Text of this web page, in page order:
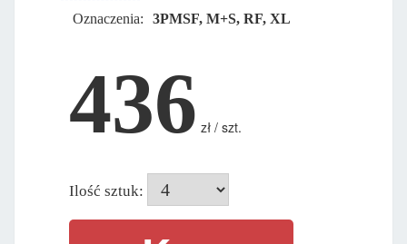
Oznaczenia:
3PMSF, M+S, RF, XL
436 zł / szt.
Ilość sztuk: